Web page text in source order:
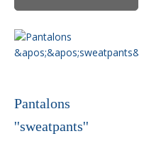
Pantalons
''sweatpants''